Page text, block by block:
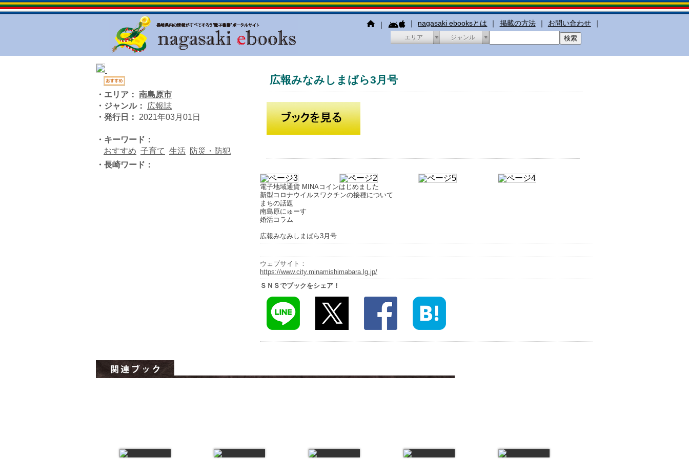
｜ ｜ nagasaki ebooksとは ｜ 掲載の方法 ｜ お問い合わせ ｜
エリア ジャンル
広報みなみしまばら3月号
・エリア： 南島原市
・ジャンル：
広報誌
・発行日：
2021年03月01日
・キーワード：
おすすめ 子育て 生活 防災・防犯
・長崎ワード：
電子地域通貨 MINAコインはじめました
新型コロナウイルスワクチンの接種について
まちの話題
南島原にゅーす
婚活コラム
広報みなみしまばら3月号
ウェブサイト：
https://www.city.minamishimabara.lg.jp/
ＳＮＳでブックをシェア！